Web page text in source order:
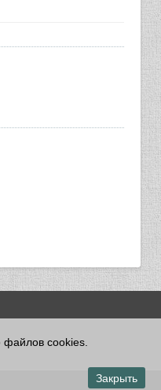
файлов cookies.